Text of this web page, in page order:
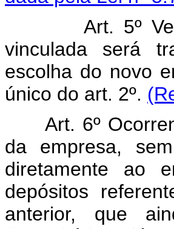
Art. 5º
vinculada será
escolha do novo
único do art. 2º.
Art. 6º
da empresa,
diretamente ao
depósitos
anterior, que